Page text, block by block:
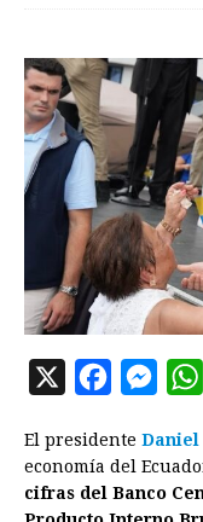
X
c
e
M
s
s
El presidente Daniel
economía del
cifras del Banco